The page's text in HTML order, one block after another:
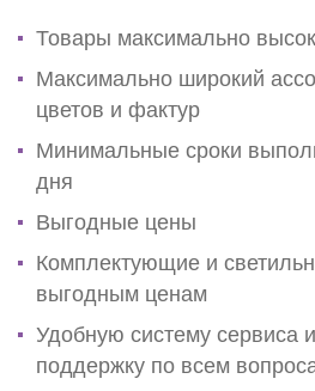
Товары максимально
Максимально широкий
цветов и фактур
Минимальные сроки
дня
Выгодные цены
Комплектующие и
выгодным ценам
Удобную систему сервиса
поддержку по всем